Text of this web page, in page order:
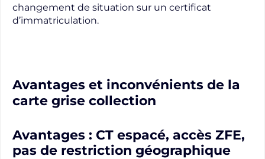
changement de situation sur un certificat
d’immatriculation.
Avantages et inconvénients de la
carte grise collection
Avantages : CT espacé, accès ZFE,
pas de restriction géographique